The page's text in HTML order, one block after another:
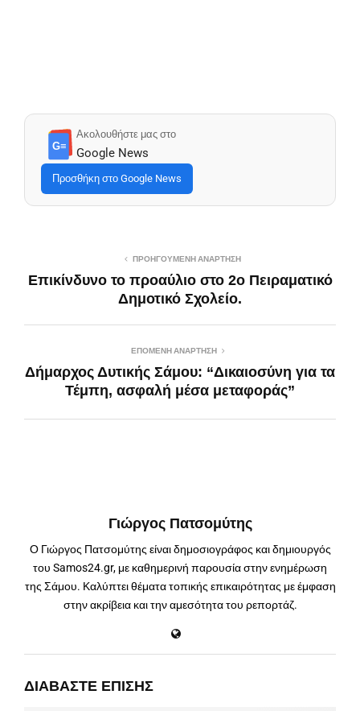
G≡
Ακολουθήστε μας στο
Google News
Προσθήκη στο Google News
ΠΡΟΗΓΟΎΜΕΝΗ ΑΝΆΡΤΗΣΗ
Επικίνδυνο το προαύλιο στο 2ο Πειραματικό
Δημοτικό Σχολείο.
ΕΠΌΜΕΝΗ ΑΝΆΡΤΗΣΗ
Δήμαρχος Δυτικής Σάμου: “Δικαιοσύνη για τα
Τέμπη, ασφαλή μέσα μεταφοράς”
Γιώργος Πατσομύτης
Ο Γιώργος Πατσομύτης είναι δημοσιογράφος και δημιουργός
του Samos24.gr, με καθημερινή παρουσία στην ενημέρωση
της Σάμου. Καλύπτει θέματα τοπικής επικαιρότητας με έμφαση
στην ακρίβεια και την αμεσότητα του ρεπορτάζ.
ΔΙΑΒΆΣΤΕ ΕΠΊΣΗΣ